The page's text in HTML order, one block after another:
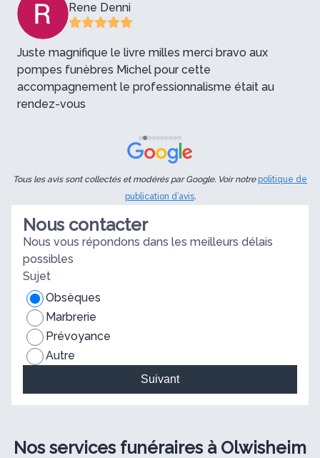
Rene Denni
Juste magnifique le livre milles merci bravo aux
pompes funèbres Michel pour cette
accompagnement le professionnalisme était au
rendez-vous
Tous les avis sont collectés et modérés par Google. Voir notre politique de
publication d’avis.
Nous contacter
Nous vous répondons dans les meilleurs délais
possibles
Sujet
Obsèques
Marbrerie
Prévoyance
Autre
Suivant
Nos services funéraires à Olwisheim